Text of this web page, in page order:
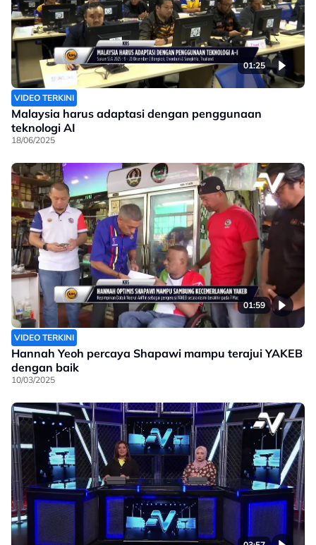
01:25
VIDEO TERKINI
Malaysia harus adaptasi dengan penggunaan
teknologi AI
18/06/2025
01:59
VIDEO TERKINI
Hannah Yeoh percaya Shapawi mampu terajui YAKEB
dengan baik
10/03/2025